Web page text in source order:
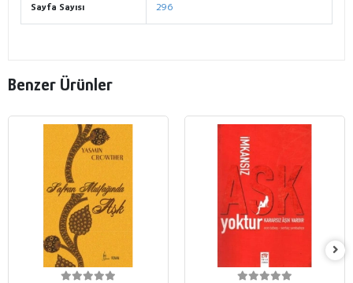
Sayfa Sayısı 296
Benzer Ürünler